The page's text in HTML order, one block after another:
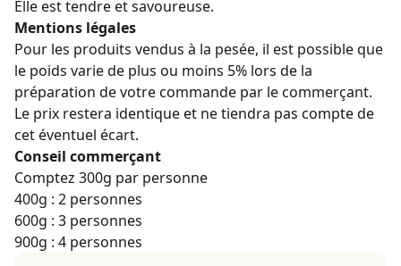
Elle est tendre et savoureuse.
Mentions légales
Pour les produits vendus à la pesée, il est possible que
le poids varie de plus ou moins 5% lors de la
préparation de votre commande par le commerçant.
Le prix restera identique et ne tiendra pas compte de
cet éventuel écart.
Conseil commerçant
Comptez 300g par personne
400g : 2 personnes
600g : 3 personnes
900g : 4 personnes